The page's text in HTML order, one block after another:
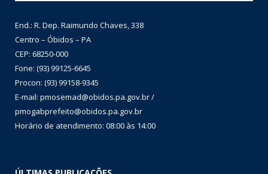
End.: R. Dep. Raimundo Chaves, 338
Centro – Óbidos – PA
CEP: 68250-000
Fone: (93) 99125-6645
Procon: (93) 99158-9345
E-mail: pmosemad@obidos.pa.gov.br /
pmogabprefeito@obidos.pa.gov.br
Horário de atendimento: 08:00 às 14:00